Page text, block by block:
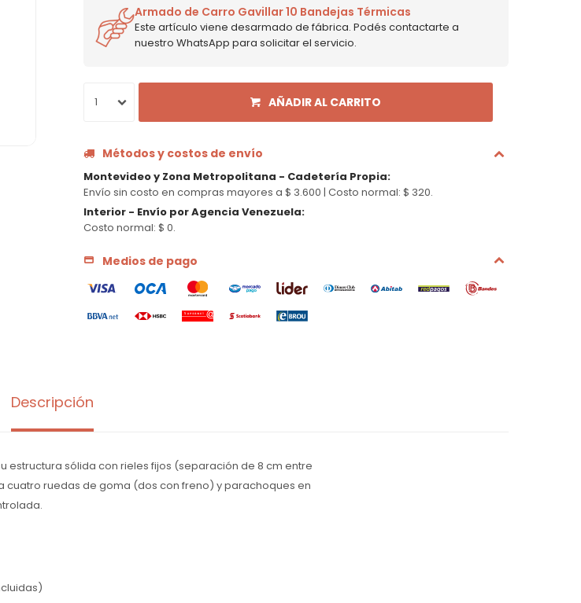
Armado de Carro Gavillar 10 Bandejas Térmicas
Este artículo viene desarmado de fábrica. Podés contactarte a
nuestro WhatsApp para solicitar el servicio.
1 AÑADIR AL CARRITO
Métodos y costos de envío
Montevideo y Zona Metropolitana - Cadetería Propia:
Envío sin costo en compras mayores a $ 3.600 | Costo normal: $ 320.
Interior - Envío por Agencia Venezuela:
Costo normal: $ 0.
Medios de pago
Descripción
estructura sólida con rieles fijos (separación de 8 cm entre
ruedas de goma (dos con freno) y parachoques en